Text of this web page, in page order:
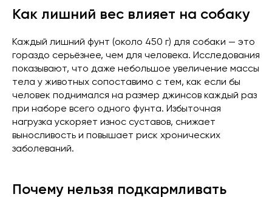
Как лишний вес влияет на собаку
Каждый лишний фунт (около 450 г) для собаки — это
гораздо серьёзнее, чем для человека. Исследования
показывают, что даже небольшое увеличение массы
тела у животных сопоставимо с тем, как если бы
человек поднимался на размер джинсов каждый раз
при наборе всего одного фунта. Избыточная
нагрузка ускоряет износ суставов, снижает
выносливость и повышает риск хронических
заболеваний.
Почему нельзя подкармливать